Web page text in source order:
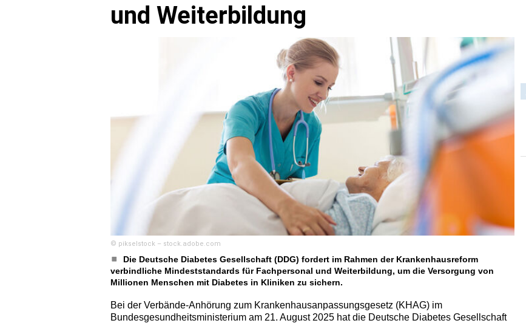
und Weiterbildung
© pikselstock – stock.adobe.com
Die Deutsche Diabetes Gesellschaft (DDG) fordert im Rahmen der Krankenhausreform
verbindliche Mindeststandards für Fachpersonal und Weiterbildung, um die Versorgung von
Millionen Menschen mit Diabetes in Kliniken zu sichern.
Bei der Verbände-Anhörung zum Krankenhausanpassungsgesetz (KHAG) im
Bundesgesundheitsministerium am 21. August 2025 hat die Deutsche Diabetes Gesellschaft